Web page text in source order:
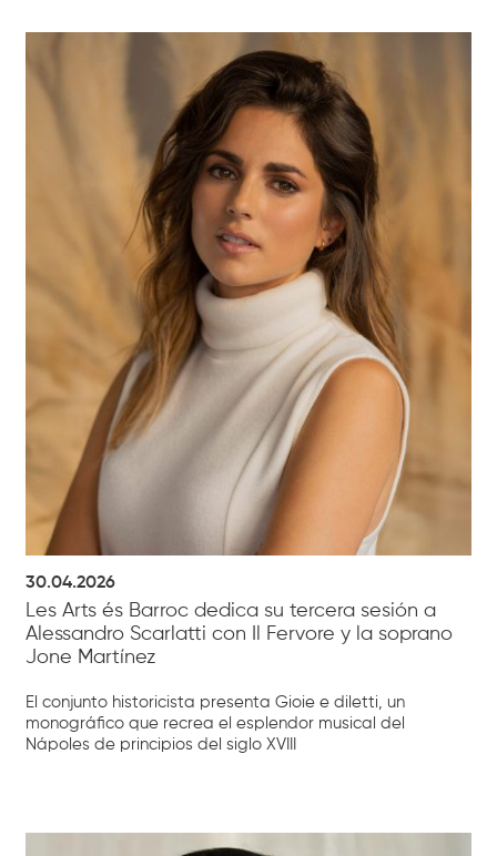
30.04.2026
Les Arts és Barroc dedica su tercera sesión a
Alessandro Scarlatti con Il Fervore y la soprano
Jone Martínez
El conjunto historicista presenta Gioie e diletti, un
monográfico que recrea el esplendor musical del
Nápoles de principios del siglo XVIII